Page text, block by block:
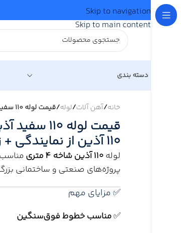
Skip to navigation
Skip to main content
دسته بندی
خانه/آهن آلات/لوله/قیمت لوله 110 سفید آذین (شاخه 4 متری) | خرید لوله 110 آذین از نمایندگی + زیر قیمت بازار + ارسال سریع
110 آذین از نمایندگی + زیر قیمت بازار + ارسال سریع
لوله110 آذین شاخه 4 متری
پروژه‌های صنعتی و ساختمانی
✅ مزایای مهم
✅مناسب خطوط فوق‌سنگین